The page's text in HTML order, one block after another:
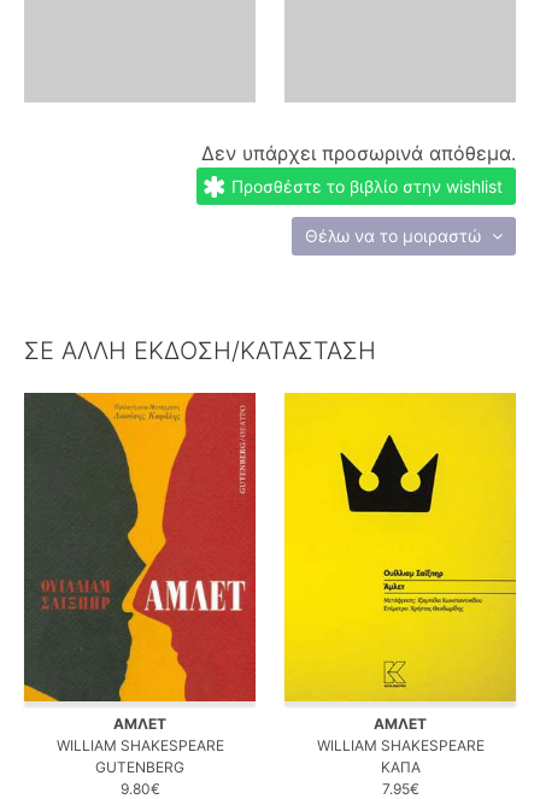
Δεν υπάρχει προσωρινά απόθεμα.
Προσθέστε το βιβλίο στην wishlist
Θέλω να το μοιραστώ
ΣΕ ΑΛΛΗ ΕΚΔΟΣΗ/ΚΑΤΑΣΤΑΣΗ
ΑΜΛΕΤ
WILLIAM SHAKESPEARE
GUTENBERG
9.80€
ΑΜΛΕΤ
WILLIAM SHAKESPEARE
ΚΑΠΑ
7.95€